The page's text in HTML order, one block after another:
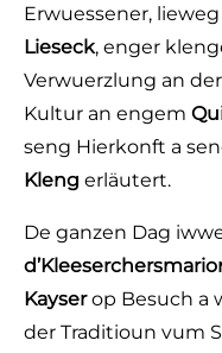
Erwuessener, lieweg
Lieseck, enger
Verwuerzlung an
Kultur an engem
seng Hierkonft a
Kleng erläutert.
De ganzen Dag
Kayserop Besuch a
der Traditioun vum